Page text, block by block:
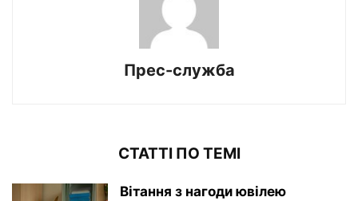
Прес-служба
СТАТТІ ПО ТЕМІ
Вітання з нагоди ювілею